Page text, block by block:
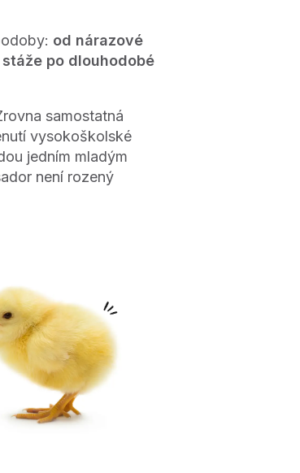
od nárazové
po dlouhodobé
samostatná
vysokoškolské
jedním mladým
není rozený